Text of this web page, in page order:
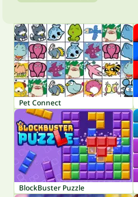
Pet Connect
BlockBuster Puzzle